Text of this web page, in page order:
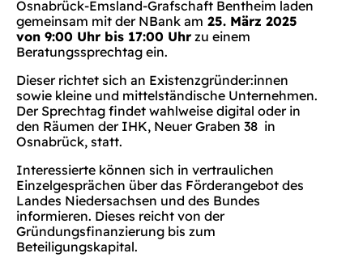
Osnabrück-Emsland-Grafschaft Bentheim laden
gemeinsam mit der NBank am 25. März 2025
von 9:00 Uhr bis 17:00 Uhr zu einem
Beratungssprechtag ein.
Dieser richtet sich an Existenzgründer:innen
sowie kleine und mittelständische Unternehmen.
Der Sprechtag findet wahlweise digital oder in
den Räumen der IHK, Neuer Graben 38 in
Osnabrück, statt.
Interessierte können sich in vertraulichen
Einzelgesprächen über das Förderangebot des
Landes Niedersachsen und des Bundes
informieren. Dieses reicht von der
Gründungsfinanzierung bis zum
Beteiligungskapital.